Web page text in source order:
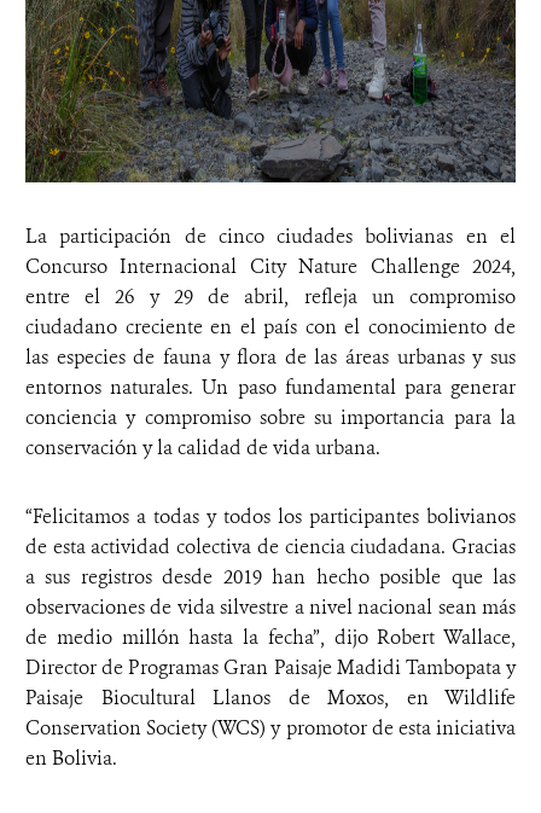
La participación de cinco ciudades bolivianas en el
Concurso Internacional City Nature Challenge 2024,
entre el 26 y 29 de abril, refleja un compromiso
ciudadano creciente en el país con el conocimiento de
las especies de fauna y flora de las áreas urbanas y sus
entornos naturales. Un paso fundamental para generar
conciencia y compromiso sobre su importancia para la
conservación y la calidad de vida urbana.
“Felicitamos a todas y todos los participantes bolivianos
de esta actividad colectiva de ciencia ciudadana. Gracias
a sus registros desde 2019 han hecho posible que las
observaciones de vida silvestre a nivel nacional sean más
de medio millón hasta la fecha”, dijo Robert Wallace,
Director de Programas Gran Paisaje Madidi Tambopata y
Paisaje Biocultural Llanos de Moxos, en Wildlife
Conservation Society (WCS) y promotor de esta iniciativa
en Bolivia.